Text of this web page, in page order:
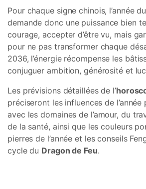
Pour chaque signe chinois, l’année du
demande donc une puissance bien
courage, accepter d’être vu, mais
pour ne pas transformer chaque
2036, l’énergie récompense les
conjuguer ambition, générosité et
Les prévisions détaillées de l’
préciseront les influences de l’année
avec les domaines de l’amour, du
de la santé, ainsi que les couleurs
pierres de l’année et les conseils
cycle du Dragon de Feu.